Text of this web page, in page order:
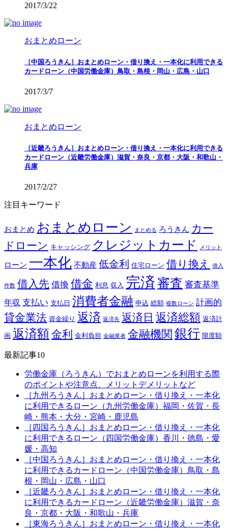
2017/3/22
おまとめローン
［中国ろうきん］おまとめローン・借り換え・一本化に利用できる
カードローン（中国労働金庫）鳥取・島根・岡山・広島・山口
2017/3/7
おまとめローン
［近畿ろうきん］おまとめローン・借り換え・一本化に利用できる
カードローン（近畿労働金庫）滋賀・奈良・京都・大阪・和歌山・
兵庫
2017/2/27
注目キーワード
おまとめ おまとめローン まとめる ろうきん カー
ドローン キャッシング クレジットカード メリット
ローン 一本化 不動産 低金利 住宅ローン 借り換え 借入
件数 借入先 借換 借金 利息 収入 完済 審査 審査基準
年収 支払い 支払日 消費者金融 申込 総額 複数ローン 計画的
貸金業法 資金繰り 返済 返済先 返済日 返済総額 返済計
画 返済額 金利 金利負担 金融業者 金融機関 銀行 限度額
最新記事10
労働金庫（ろうきん）でおまとめローンを利用する際
のポイントや注意点、メリットデメリットなど
［九州ろうきん］おまとめローン・借り換え・一本化
に利用できるローン（九州労働金庫）福岡・佐賀・長
崎・熊本・大分・宮崎・鹿児島
［四国ろうきん］おまとめローン・借り換え・一本化
に利用できるローン（四国労働金庫）香川・徳島・愛
媛・高知
［中国ろうきん］おまとめローン・借り換え・一本化
に利用できるカードローン（中国労働金庫）鳥取・島
根・岡山・広島・山口
［近畿ろうきん］おまとめローン・借り換え・一本化
に利用できるカードローン（近畿労働金庫）滋賀・奈
良・京都・大阪・和歌山・兵庫
［東海ろうきん］おまとめローン・借り換え・一本化